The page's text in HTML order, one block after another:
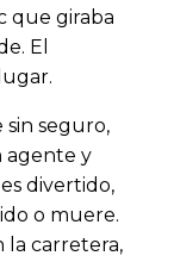
que giraba
El
seguro,
agente y
divertido,
o muere.
la carretera,